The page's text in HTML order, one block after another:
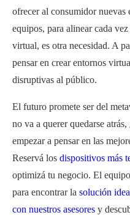
ofrecer al consumidor nuevas
equipos, para alinear cada
virtual, es otra necesidad. A
pensar en crear entornos
disruptivas al público.
El futuro promete ser del
no va a querer quedarse
empezar a pensar en las
Reservá los dispositivos más
optimizá tu negocio. El equipo
para encontrar la solución
con nuestros asesores y